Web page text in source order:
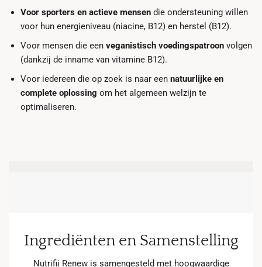
Voor sporters en actieve mensendie ondersteuning willen
voor hun energieniveau (niacine, B12) en herstel (B12).
Voor mensen die een veganistisch voedingspatroonvolgen
(dankzij de inname van vitamine B12).
Voor iedereen die op zoek is naar een natuurlijke en
complete oplossing om het algemeen welzijn te
optimaliseren.
Ingrediënten en Samenstelling
Nutrifii Renew is samengesteld met hoogwaardige